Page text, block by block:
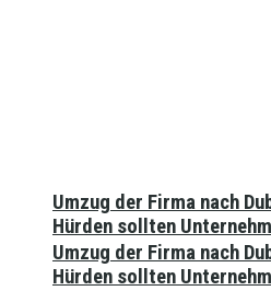
Umzug der Firma nach
Hürden sollten
Umzug der Firma nach
Hürden sollten